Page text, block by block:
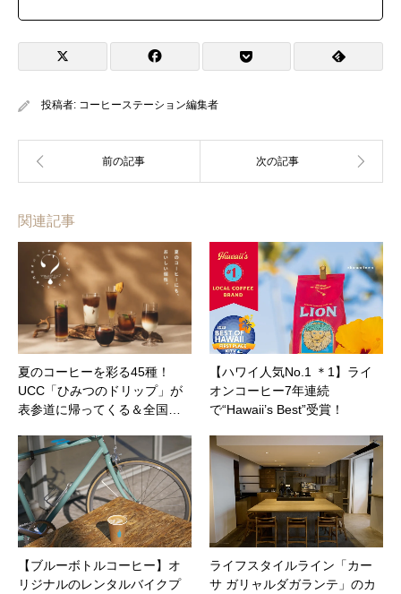
投稿者: コーヒーステーション編集者
関連記事
夏のコーヒーを彩る45種！
UCC「ひみつのドリップ」が
表参道に帰ってくる＆全国…
【ハワイ人気No.1 ＊1】ライ
オンコーヒー7年連続
で“Hawaii’s Best”受賞！
【ブルーボトルコーヒー】オ
リジナルのレンタルバイクプ
ライフスタイルライン「カー
サ ガリャルダガランテ」のカ